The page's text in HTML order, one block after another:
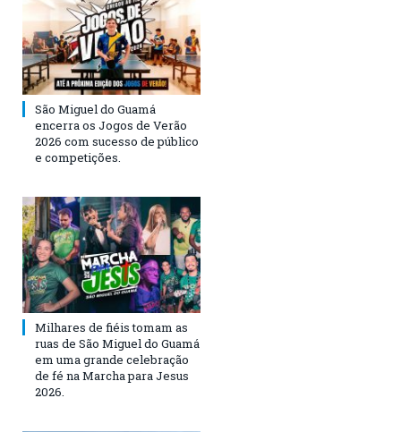
São Miguel do Guamá
encerra os Jogos de Verão
2026 com sucesso de público
e competições.
Milhares de fiéis tomam as
ruas de São Miguel do Guamá
em uma grande celebração
de fé na Marcha para Jesus
2026.